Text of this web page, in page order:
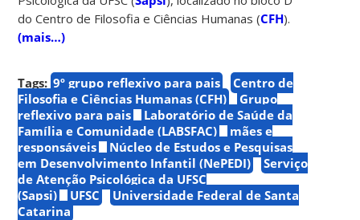
do Centro de Filosofia e Ciências Humanas (CFH).
(mais…)
Tags: 9º grupo reflexivo para pais
Centro de
Filosofia e Ciências Humanas (CFH)
Grupo
reflexivo para pais
Laboratório de Saúde da
Família e Comunidade (LABSFAC)
mães e
responsáveis
Núcleo de Estudos e Pesquisas
em Desenvolvimento Infantil (NePEDI)
Serviço
de Atenção Psicológica da UFSC
(Sapsi)
UFSC
Universidade Federal de Santa
Catarina